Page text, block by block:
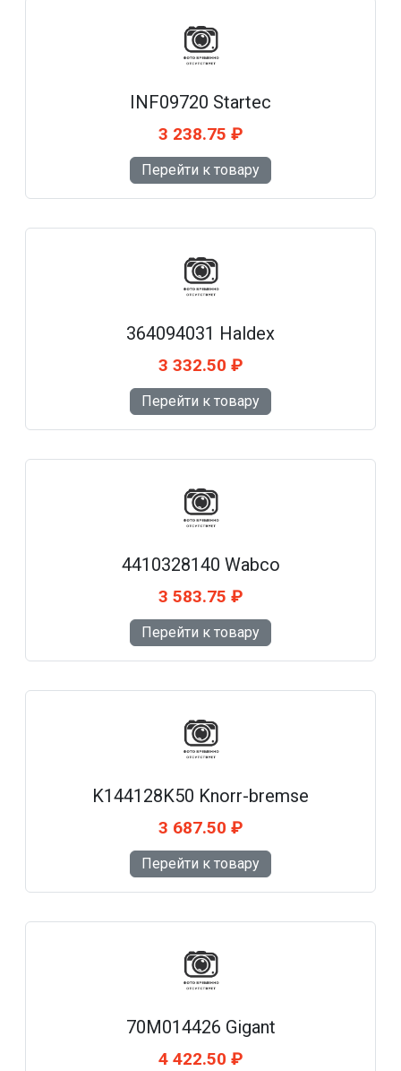
INF09720 Startec
3 238.75 ₽
Перейти к товару
364094031 Haldex
3 332.50 ₽
Перейти к товару
4410328140 Wabco
3 583.75 ₽
Перейти к товару
K144128K50 Knorr-bremse
3 687.50 ₽
Перейти к товару
70M014426 Gigant
4 422.50 ₽